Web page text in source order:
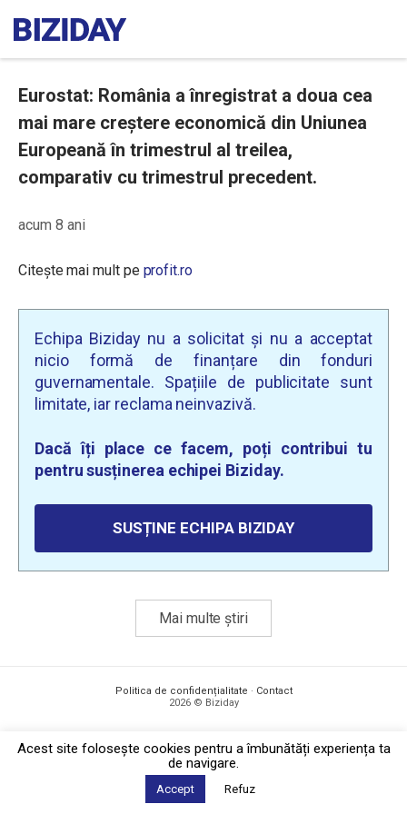
Eurostat: România a înregistrat a doua cea
mai mare creștere economică din Uniunea
Europeană în trimestrul al treilea,
comparativ cu trimestrul precedent.
acum 8 ani
Citește mai mult pe profit.ro
Echipa Biziday nu a solicitat și nu a acceptat
nicio formă de finanțare din fonduri
guvernamentale. Spațiile de publicitate sunt
limitate, iar reclama neinvazivă.
Dacă îți place ce facem, poți contribui tu
pentru susținerea echipei Biziday.
SUSȚINE ECHIPA BIZIDAY
Mai multe știri
Politica de confidențialitate · Contact
2026 © Biziday
Acest site foloseşte cookies pentru a îmbunătăți experiența ta
de navigare.
Accept Refuz